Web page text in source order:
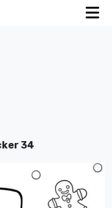
34